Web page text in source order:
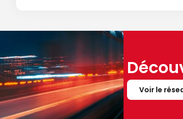
Voir le